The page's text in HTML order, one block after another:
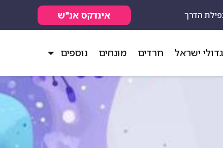
הדרך אינדקס אנ"ש
גדולי ישראל חרדים מונחים נוספים